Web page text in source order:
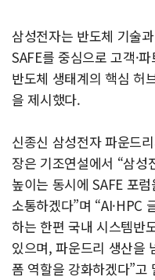
삼성전자는 반도체 기술
SAFE를 중심으로 고객·
반도체 생태계의 핵심 허
을 제시했다.
신종신 삼성전자 파운드
장은 기조연설에서 “삼성
높이는 동시에 SAFE 포
소통하겠다”며 “AI·HPC
하는 한편 국내 시스템반
있으며, 파운드리 생산을
폼 역할을 강화하겠다”고